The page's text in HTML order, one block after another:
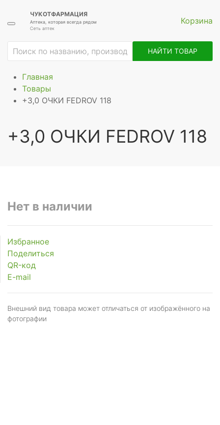
ЧУКОТФАРМАЦИЯ
Аптека, которая всегда рядом
Сеть аптек
Корзина
НАЙТИ ТОВАР
Главная
Товары
+3,0 ОЧКИ FEDROV 118
+3,0 ОЧКИ FEDROV 118
Нет в наличии
Избранное
Поделиться
QR-код
E-mail
Внешний вид товара может отличаться от изображённого на
фотографии